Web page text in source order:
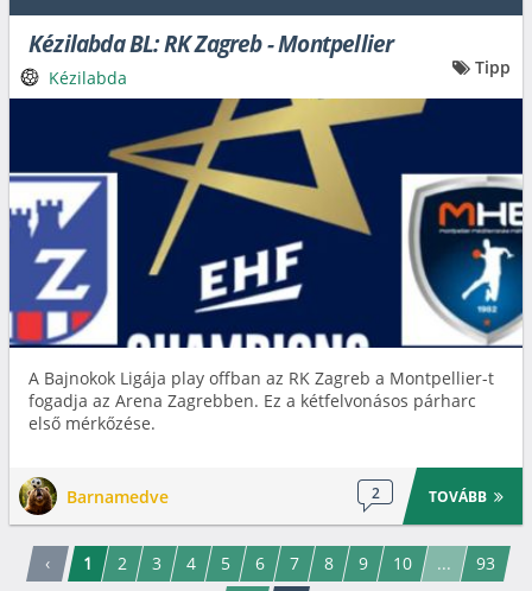
Kézilabda BL: RK Zagreb - Montpellier
A Bajnokok Ligája play offban az RK Zagreb a Montpellier-t
fogadja az Arena Zagrebben. Ez a kétfelvonásos párharc
első mérkőzése.
Barnamedve 2 TOVÁBB
Kézilabda Tipp
‹ 1 2 3 4 5 6 7 8 9 10 ...
93